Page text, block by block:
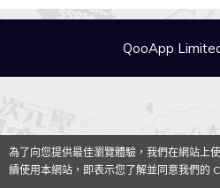
QooApp
為了向您提供最佳瀏覽體驗，我們在網站上
續使用本網站，即表示您了解並同意我們的